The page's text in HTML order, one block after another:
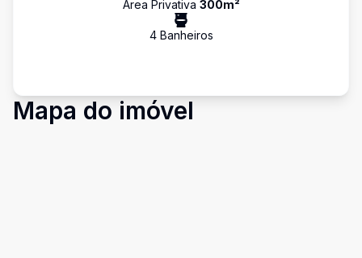
Área Privativa 300m²
4Banheiros
Mapa do imóvel